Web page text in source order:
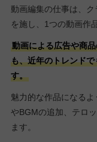
動画編集の仕事は、
を施し、1つの動画作
動画による広告や商
も、近年のトレンド
す。
魅力的な作品になる
やBGMの追加、テロ
ます。